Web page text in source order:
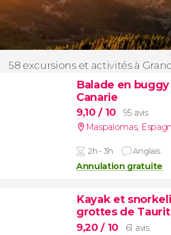
58 excursions et activités à
Balade en
Canarie
9,10/ 10
95 avis
Maspalomas,
2h - 3h Anglais
Annulation gratuite
Kayak et
grottes de
9,20/ 10
61 avis